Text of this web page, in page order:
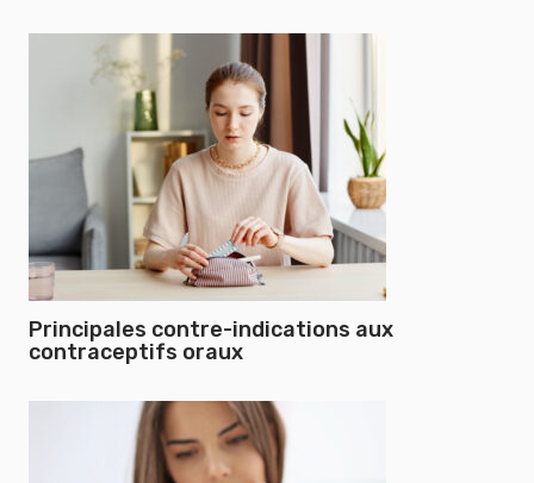
Principales contre-indications aux
contraceptifs oraux